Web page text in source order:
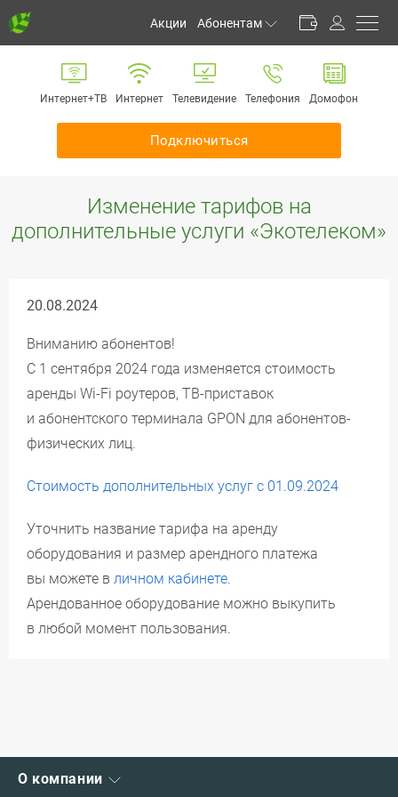
Акции Абонентам
Личный кабинет
Способы оплаты
Обратная связь
Информирование
Оборудование
Документы
Интернет+ТВ Интернет Телевидение Телефония Домофон
Подключиться
Изменение тарифов на
дополнительные услуги «Экотелеком»
20.08.2024
Вниманию абонентов!
С 1 сентября 2024 года изменяется стоимость
аренды Wi-Fi роутеров, ТВ-приставок
и абонентского терминала GPON для абонентов-
физических лиц.
Стоимость дополнительных услуг с 01.09.2024
Уточнить название тарифа на аренду
оборудования и размер арендного платежа
вы можете в личном кабинете.
Арендованное оборудование можно выкупить
в любой момент пользования.
О компании